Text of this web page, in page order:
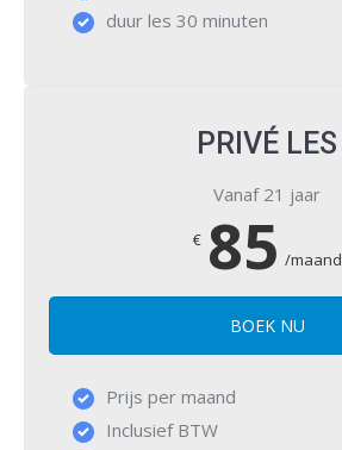
duur les 30 minuten
PRIVÉ LES
Vanaf 21 jaar
€ 85 /maand
BOEK NU
Prijs per maand
Inclusief BTW